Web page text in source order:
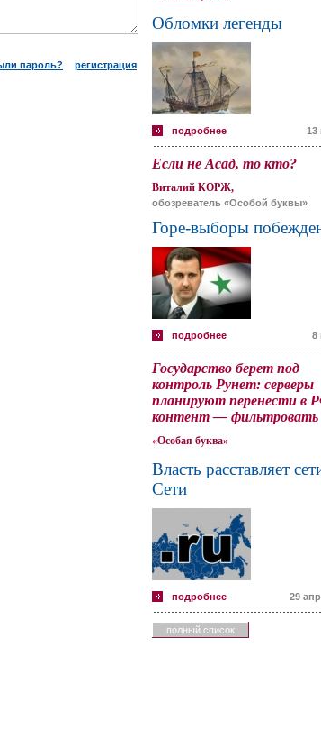
пароль? регистрация
Обломки легенды
подробнее 13
Если не Асад, то кто?
Виталий КОРЖ,
обозреватель «Особой буквы»
Горе-выборы
подробнее 8
Государство берет под
контроль Рунет: серверы
планируют перенести в
контент — фильтровать
«Особая буква»
Власть расставляет
Сети
подробнее 29
полный список